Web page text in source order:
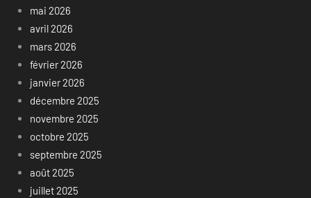
mai 2026
avril 2026
mars 2026
février 2026
janvier 2026
décembre 2025
novembre 2025
octobre 2025
septembre 2025
août 2025
juillet 2025